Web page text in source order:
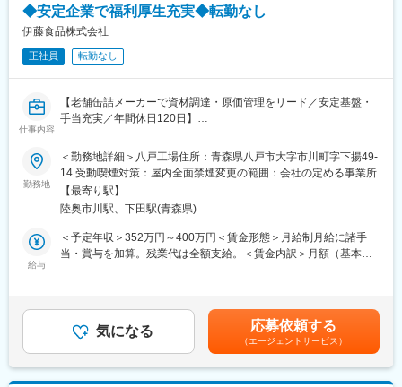
- 標準作業手順の理解と実行
- 製品の検査や梱包作業
4. 工場の運営管理の補助
- 簡単な設備点検の補助
配属部署には12名(20代～50代)が在籍しています。当社は中途入
社者も在籍しておりますので、入社後も安心して就業できます。
■当社の特徴：
カーで、業界では知名度もシェアも高い状態で推移しておりま
す。
令和5年に新設の青森第一工場の稼働に向けて、認証取得のために
新たに募集をすることとなりました。
・全国の上場企業・地場大手メーカー(食品・健康食品・化学・医
ら厚い信頼を得ています。
◆安定企業で福利厚生充実◆転勤なし
伊藤食品株式会社
正社員 転勤なし
仕事内容
【老舗缶詰メーカーで資材調達・原価管理をリード／安定基盤・
手当充実／年間休日120日】
■業務概要
当社は水産物や農畜産物を原料とした缶詰を製造・販売してお
り、安心・安全で高品質な食品づくりを理念としています。本ポ
ジションでは、工場運営における資材調達や在庫・原価管理のリ
ーダー候補として、現場を牽引しながら最適な生産体制の実現を
担っていただきます。
・在庫管理システムの運用と適正在庫の維持、入出庫の管理
・生産効率や歩留の向上を目指した工程管理、コストダウン施策
勤務地
＜勤務地詳細＞八戸工場住所：青森県八戸市大字市川町字下揚49-
14 受動喫煙対策：屋内全面禁煙変更の範囲：会社の定める事業所
【最寄り駅】
陸奥市川駅、下田駅(青森県)
給与
＜予定年収＞352万円～400万円＜賃金形態＞月給制月給に諸手
当・賞与を加算。残業代は全額支給。＜賃金内訳＞月額（基本
金額であり、選考を通じて上下する可能性があります。月給(月額)
は固定手当を含めた表記です。
気になる 応募依頼する
（エージェントサービス）